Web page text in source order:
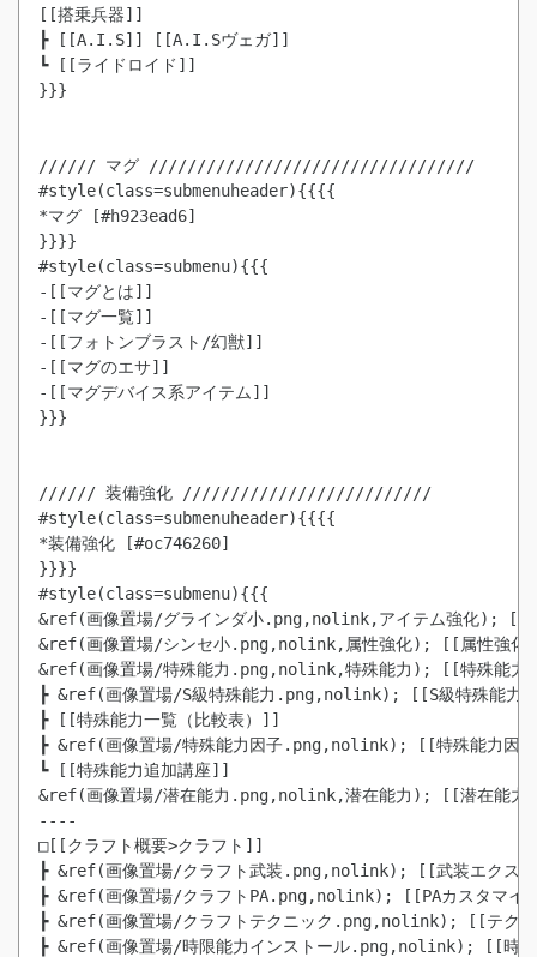
[[搭乗兵器]]
┣ [[A.I.S]] [[A.I.Sヴェガ]]
┗ [[ライドロイド]]
}}}
////// マグ //////////////////////////////////
#style(class=submenuheader){{{{
*マグ [#h923ead6]
}}}}
#style(class=submenu){{{
-[[マグとは]]
-[[マグ一覧]]
-[[フォトンブラスト/幻獣]]
-[[マグのエサ]]
-[[マグデバイス系アイテム]]
}}}
////// 装備強化 //////////////////////////
#style(class=submenuheader){{{{
*装備強化 [#oc746260]
}}}}
#style(class=submenu){{{
&ref(画像置場/グラインダ小.png,nolink,アイテム強化); [[
&ref(画像置場/シンセ小.png,nolink,属性強化); [[属性強
&ref(画像置場/特殊能力.png,nolink,特殊能力); [[特殊能力
┣ &ref(画像置場/S級特殊能力.png,nolink); [[S級特殊能力
┣ [[特殊能力一覧（比較表）]]
┣ &ref(画像置場/特殊能力因子.png,nolink); [[特殊能力因
┗ [[特殊能力追加講座]]
&ref(画像置場/潜在能力.png,nolink,潜在能力); [[潜在能
----
□[[クラフト概要>クラフト]]
┣ &ref(画像置場/クラフト武装.png,nolink); [[武装エクステ
┣ &ref(画像置場/クラフトPA.png,nolink); [[PAカスタマイ
┣ &ref(画像置場/クラフトテクニック.png,nolink); [[テクニ
┣ &ref(画像置場/時限能力インストール.png,nolink); [[時限